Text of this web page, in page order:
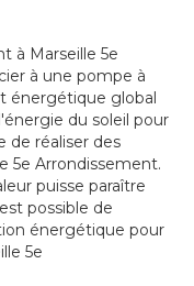
à Marseille 5e
à une pompe à
énergétique global
du soleil pour
de réaliser des
5e Arrondissement.
puisse paraître
possible de
énergétique pour
5e